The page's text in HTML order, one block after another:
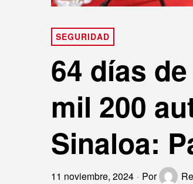
SEGURIDAD
64 días
mil 200
Sinaloa:
11 noviembre, 2024 Por